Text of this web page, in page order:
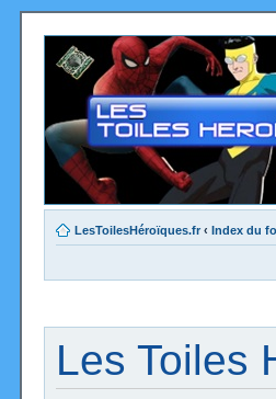
LesToilesHéroïques.fr ‹ Index du
Les Toiles